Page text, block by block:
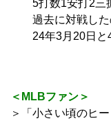
5打数1安打2三
過去に対戦した
24年3月20日と4
＜MLBファン＞
＞「小さい頃のヒー